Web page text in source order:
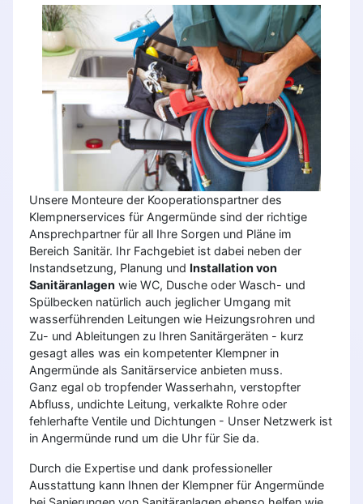
Unsere Monteure der Kooperationspartner des
Klempnerservices für Angermünde sind der richtige
Ansprechpartner für all Ihre Sorgen und Pläne im
Bereich Sanitär. Ihr Fachgebiet ist dabei neben der
Instandsetzung, Planung und Installation von
Sanitäranlagen wie WC, Dusche oder Wasch- und
Spülbecken natürlich auch jeglicher Umgang mit
wasserführenden Leitungen wie Heizungsrohren und
Zu- und Ableitungen zu Ihren Sanitärgeräten - kurz
gesagt alles was ein kompetenter Klempner in
Angermünde als Sanitärservice anbieten muss.
Ganz egal ob tropfender Wasserhahn, verstopfter
Abfluss, undichte Leitung, verkalkte Rohre oder
fehlerhafte Ventile und Dichtungen - Unser Netzwerk ist
in Angermünde rund um die Uhr für Sie da.
Durch die Expertise und dank professioneller
Ausstattung kann Ihnen der Klempner für Angermünde